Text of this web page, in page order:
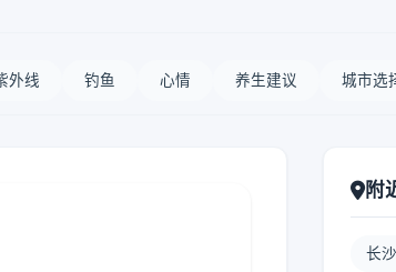
外线 钓鱼 心情 养生建议 城市选
附
长